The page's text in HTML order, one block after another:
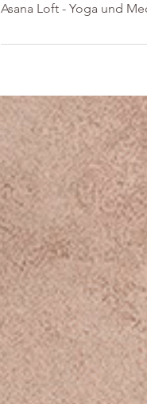
Asana Loft - Yoga und